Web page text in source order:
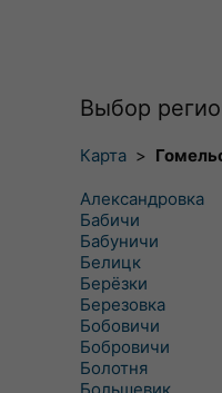
Выбор
Карта >
Александровка
Бабичи
Бабуничи
Белицк
Берёзки
Березовка
Бобовичи
Бобровичи
Болотня